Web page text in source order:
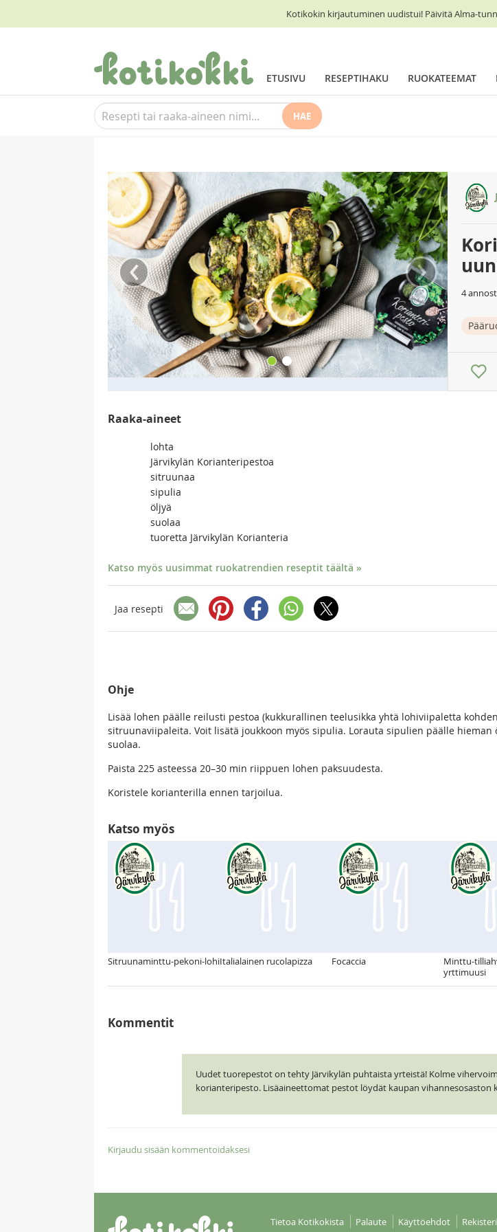
Kotikokin kirjautuminen uudistui! Päivitä Alma-
ETUSIVU RESEPTIHAKU RUOKATEEMAT
HAE
‹ › 4
Raaka-aineet
lohta
Järvikylän Korianteripestoa
sitruunaa
sipulia
öljyä
suolaa
tuoretta Järvikylän Korianteria
Katso myös uusimmat ruokatrendien reseptit täältä »
Jaa resepti
Ohje
Lisää lohen päälle reilusti pestoa (kukkurallinen teelusikka yhtä lohiviipaletta
sitruunaviipaleita. Voit lisätä joukkoon myös sipulia. Lorauta sipulien päälle hieman
suolaa.
Paista 225 asteessa 20–30 min riippuen lohen paksuudesta.
Koristele korianterilla ennen tarjoilua.
Katso myös
Sitruunaminttu-pekoni-lohiItalialainen rucolapizza Focaccia
Minttu-
yrttimuusi
Kommentit
Uudet tuorepestot on tehty Järvikylän puhtaista yrteistä! Kolme
korianteripesto. Lisäaineettomat pestot löydät kaupan vihannesosaston
Kirjaudu sisään kommentoidaksesi
Tietoa Kotikokista Palaute Käyttöehdot